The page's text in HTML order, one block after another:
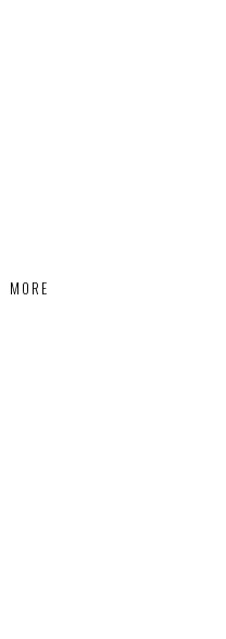
MORE